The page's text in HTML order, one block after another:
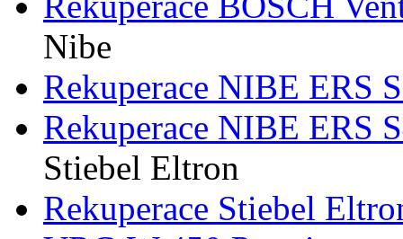
Nibe
Rekuperace NIBE ERS
Rekuperace NIBE ERS
Stiebel Eltron
Rekuperace Stiebel